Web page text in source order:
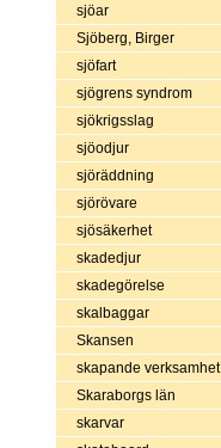
sjöar
Sjöberg, Birger
sjöfart
sjögrens syndrom
sjökrigsslag
sjöodjur
sjöräddning
sjörövare
sjösäkerhet
skadedjur
skadegörelse
skalbaggar
Skansen
skapande verksamhet
Skaraborgs län
skarvar